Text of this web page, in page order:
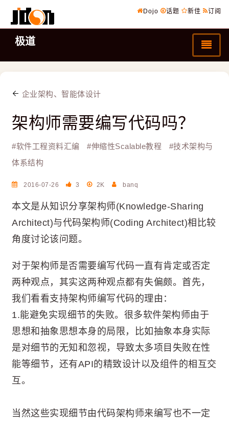
Dojo 话题 新佳 订阅
极道
企业架构、智能体设计
架构师需要编写代码吗？
#软件工程资料汇编 #伸缩性Scalable教程 #技术架构与
体系结构
2016-07-26 3 2K banq
本文是从知识分享架构师(Knowledge-Sharing
Architect)与代码架构师(Coding Architect)相比较
角度讨论该问题。
对于架构师是否需要编写代码一直有肯定或否定
两种观点，其实这两种观点都有失偏颇。首先，
我们看看支持架构师编写代码的理由：
1.能避免实现细节的失败。很多软件架构师由于
思想和抽象思想本身的局限，比如抽象本身实际
是对细节的无知和忽视，导致太多项目失败在性
能等细节，还有API的精致设计以及组件的相互交
互。
当然这些实现细节由代码架构师来编写也不一定